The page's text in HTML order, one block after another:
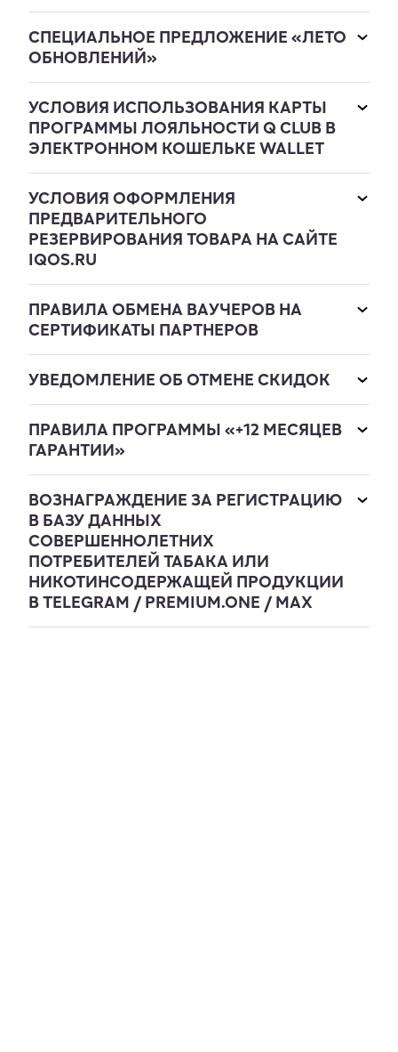
СПЕЦИАЛЬНОЕ ПРЕДЛОЖЕНИЕ «ЛЕТО
ОБНОВЛЕНИЙ»
УСЛОВИЯ ИСПОЛЬЗОВАНИЯ КАРТЫ
ПРОГРАММЫ ЛОЯЛЬНОСТИ Q CLUB В
ЭЛЕКТРОННОМ КОШЕЛЬКЕ WALLET
УСЛОВИЯ ОФОРМЛЕНИЯ
ПРЕДВАРИТЕЛЬНОГО
РЕЗЕРВИРОВАНИЯ ТОВАРА НА САЙТЕ
IQOS.RU
ПРАВИЛА ОБМЕНА ВАУЧЕРОВ НА
СЕРТИФИКАТЫ ПАРТНЕРОВ
УВЕДОМЛЕНИЕ ОБ ОТМЕНЕ СКИДОК
ПРАВИЛА ПРОГРАММЫ «+12 МЕСЯЦЕВ
ГАРАНТИИ»
ВОЗНАГРАЖДЕНИЕ ЗА РЕГИСТРАЦИЮ
В БАЗУ ДАННЫХ
СОВЕРШЕННОЛЕТНИХ
ПОТРЕБИТЕЛЕЙ ТАБАКА ИЛИ
НИКОТИНСОДЕРЖАЩЕЙ ПРОДУКЦИИ
В TELEGRAM / PREMIUM.ONE / MAX